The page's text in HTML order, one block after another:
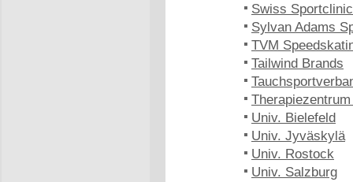
Swiss Sportclinic
Sylvan Adams
TVM
Tailwind Brands
Univ. Bielefeld
Univ. Jyväskylä
Univ. Rostock
Univ. Salzburg